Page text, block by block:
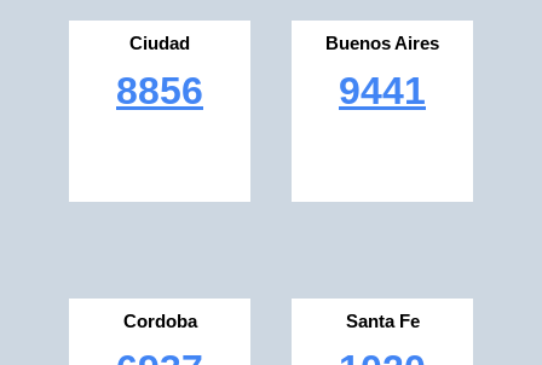
Ciudad
8856
Buenos Aires
9441
Cordoba Santa Fe